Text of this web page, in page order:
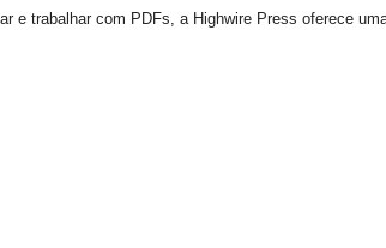
e trabalhar com PDFs, a Highwire Press oferece